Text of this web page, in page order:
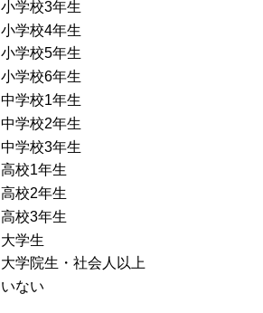
小学校3年生
小学校4年生
小学校5年生
小学校6年生
中学校1年生
中学校2年生
中学校3年生
高校1年生
高校2年生
高校3年生
大学生
大学院生・社会人以上
いない